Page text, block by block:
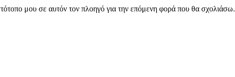
μου σε αυτόν τον πλοηγό για την επόμενη φορά που θα σχολιάσω.